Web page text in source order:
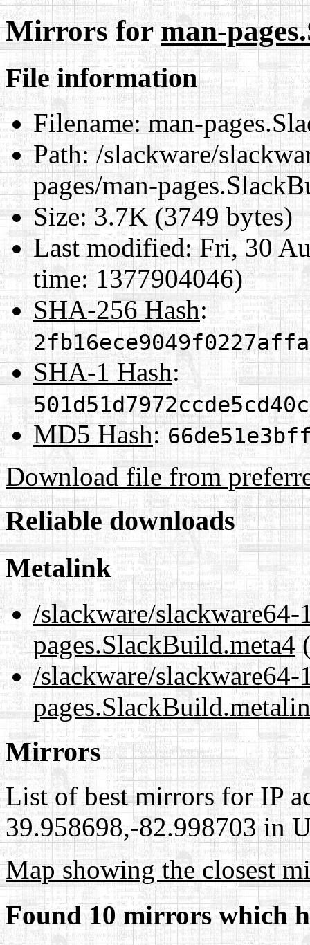
Mirrors forman-
File information
Filename:man-
Path:/slackware/
pages/man-
Size:3.7K (3749 bytes)
Last modified:Fri, 30
time: 1377904046)
SHA-256 Hash:
SHA-1 Hash:
MD5 Hash:
Download file from
Reliable downloads
Metalink
/slackware/slackware64-
pages.SlackBuild.meta4
/slackware/slackware64-
Mirrors
List of best mirrors for IP
39.958698,-82.998703 in
Map showing the closest
Found 10 mirrors which